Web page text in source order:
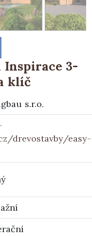
3-
klíč
s.r.o.
drevostavby/easy-